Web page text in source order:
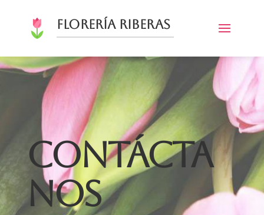
Florería Riberas
Contácta
nos